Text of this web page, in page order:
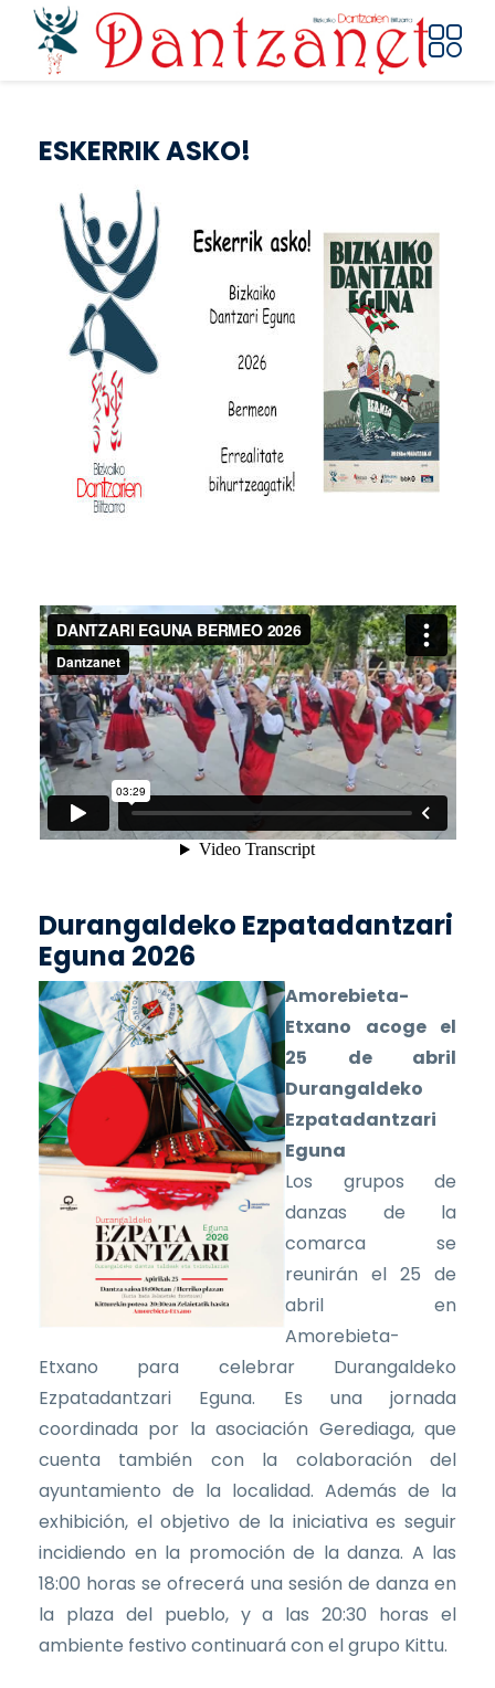
Pasar al contenido principal
ESKERRIK ASKO!
Durangaldeko Ezpatadantzari
Eguna 2026
Amorebieta-
Etxano acoge el
25 de abril
Durangaldeko
Ezpatadantzari
Eguna
Los grupos de
danzas de la
comarca se
reunirán el 25 de
abril en
Amorebieta-
Etxano para celebrar Durangaldeko
Ezpatadantzari Eguna. Es una jornada
coordinada por la asociación Gerediaga, que
cuenta también con la colaboración del
ayuntamiento de la localidad. Además de la
exhibición, el objetivo de la iniciativa es seguir
incidiendo en la promoción de la danza. A las
18:00 horas se ofrecerá una sesión de danza en
la plaza del pueblo, y a las 20:30 horas el
ambiente festivo continuará con el grupo Kittu.